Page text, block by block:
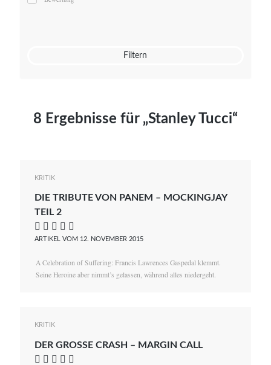
Mato von Vogelstein
Filtern
8 Ergebnisse für „Stanley Tucci“
KRITIK
DIE TRIBUTE VON PANEM – MOCKINGJAY
TEIL 2
    
ARTIKEL VOM 12. NOVEMBER 2015
A Celebration of Suffering: Francis Lawrences Gaspedal klemmt.
Seine Heroine aber nimmt’s gelassen, während alles niedergeht.
KRITIK
DER GROSSE CRASH – MARGIN CALL
    